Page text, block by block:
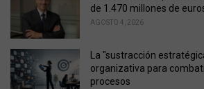
de 1.470 millones de
AGOSTO 4, 2026
La "sustracción
organizativa para
procesos